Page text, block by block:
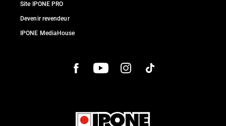
Site IPONE PRO
Devenir revendeur
IPONE MediaHouse